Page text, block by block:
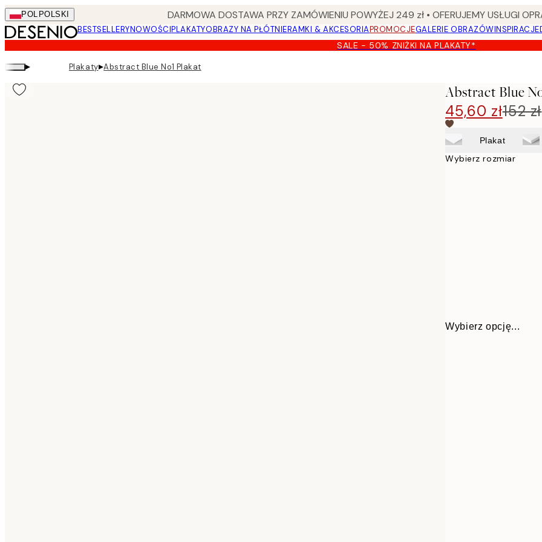
Skip
to
main
content.
POL POLSKI DARMOWA DOSTAWA PRZY ZAMÓWIENIU POWYŻEJ 249 zł • OFERUJEMY USŁUGI
BESTSELLERYNOWOŚCIPLAKATYOBRAZY NA PŁÓTNIERAMKI & AKCESORIAPROMOCJEGALERIE OBRAZÓWINSPIRACJE
SALE - 50% ZNIŻKI NA PLAKATY*
▸ Plakaty▸Abstract Blue No1 Plakat
Abstract Blue
45,60 zł152 zł
Plakat
Wybierz rozmiar
Wybierz opcję...